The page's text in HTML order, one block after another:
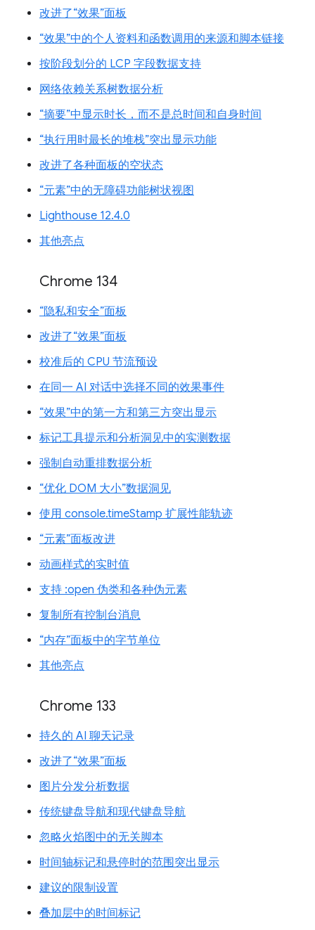
改进了“效果”面板
“效果”中的个人资料和函数调用的来源和脚本链接
按阶段划分的 LCP 字段数据支持
网络依赖关系树数据分析
“摘要”中显示时长，而不是总时间和自身时间
“执行用时最长的堆栈”突出显示功能
改进了各种面板的空状态
“元素”中的无障碍功能树状视图
Lighthouse 12.4.0
其他亮点
Chrome 134
“隐私和安全”面板
改进了“效果”面板
校准后的 CPU 节流预设
在同一 AI 对话中选择不同的效果事件
“效果”中的第一方和第三方突出显示
标记工具提示和分析洞见中的实测数据
强制自动重排数据分析
“优化 DOM 大小”数据洞见
使用 console.timeStamp 扩展性能轨迹
“元素”面板改进
动画样式的实时值
支持 :open 伪类和各种伪元素
复制所有控制台消息
“内存”面板中的字节单位
其他亮点
Chrome 133
持久的 AI 聊天记录
改进了“效果”面板
图片分发分析数据
传统键盘导航和现代键盘导航
忽略火焰图中的无关脚本
时间轴标记和悬停时的范围突出显示
建议的限制设置
叠加层中的时间标记